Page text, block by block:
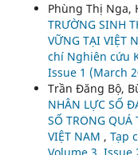
Phùng Thị Nga,
TRƯỜNG SINH
VỮNG TẠI VIỆT
chí Nghiên cứu
Issue 1 (March
Trần Đăng Bộ,
NHÂN LỰC SỐ
SỐ TRONG
VIỆT NAM , Tạp